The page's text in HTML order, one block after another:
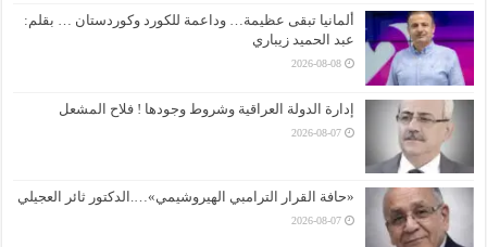
ألمانيا تبقى عظيمة… وداعمة للكورد وكوردستان … بقلم:
عبد الحميد زيباري
2026-08-08
إدارة الدولة العراقية وشروط وجودها ! فلاح المشعل
2026-08-07
«حافة القرار الترامبي الهيروشيمي»….الدكتور ثائر العجيلي
2026-08-07